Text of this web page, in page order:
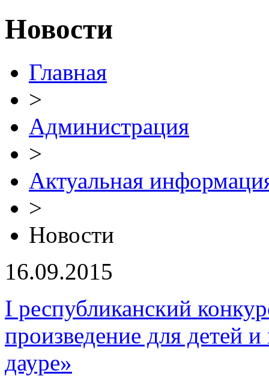
Новости
Главная
>
Администрация
>
Актуальная
>
Новости
16.09.2015
I республиканский
произведение для детей
дауре»